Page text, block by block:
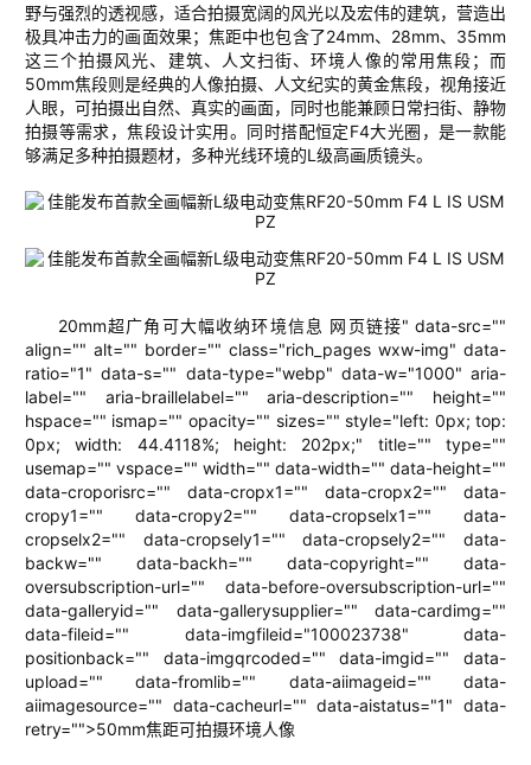
野与强烈的透视感，适合拍摄宽阔的风光以及宏伟的建筑，营造出
极具冲击力的画面效果；焦距中也包含了24mm、 28mm、 35mm
这三个拍摄风光、建筑、人文扫街、环境人像的常用焦段；而
50mm焦段则是经典的人像拍摄、人文纪实的黄金焦段，视角接近
人眼，可拍摄出自然、真实的画面，同时也能兼顾日常扫街、静物
拍摄等需求，焦段设计实用。同时搭配恒定F4大光圈，是一款能
够满足多种拍摄题材，多种光线环境的L 级高画质镜头。
20mm超广角可大幅收纳环境信息 网页链接" data-src=""
align="" alt="" border="" class="rich_pages wxw-img" data-
ratio="1" data-s="" data-type="webp" data-w="1000" aria-
label="" aria-braillelabel="" aria-description="" height=""
hspace="" ismap="" opacity="" sizes="" style="left: 0px; top:
0px; width: 44.4118%; height: 202px;" title="" type=""
usemap="" vspace="" width="" data-width="" data-height=""
data-croporisrc="" data-cropx1="" data-cropx2="" data-
cropy1="" data-cropy2="" data-cropselx1="" data-
cropselx2="" data-cropsely1="" data-cropsely2="" data-
backw="" data-backh="" data-copyright="" data-
oversubscription-url="" data-before-oversubscription-url=""
data-galleryid="" data-gallerysupplier="" data-cardimg=""
data-fileid="" data-imgfileid="100023738" data-
positionback="" data-imgqrcoded="" data-imgid="" data-
upload="" data-fromlib="" data-aiimageid="" data-
aiimagesource="" data-cacheurl="" data-aistatus="1" data-
retry="">50mm焦距可拍摄环境人像